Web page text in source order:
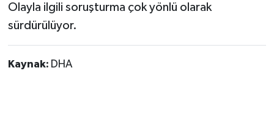
Olayla ilgili soruşturma çok yönlü olarak
sürdürülüyor.
Kaynak: DHA